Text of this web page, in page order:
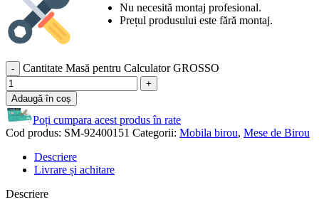
Nu necesită montaj profesional.
Prețul produsului este fără montaj.
Cantitate Masă pentru Calculator GROSSO
Adaugă în coș
Poți cumpara acest produs în rate
Cod produs: SM-92400151 Categorii: Mobila birou, Mese de Birou
Descriere
Livrare și achitare
Descriere